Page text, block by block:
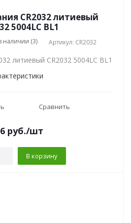
CR2032 литиевый
5004LC BL1
наличии (3) Артикул: CR2032
литиевый CR2032 5004LC BL1
Сравнить
руб./шт
В корзину